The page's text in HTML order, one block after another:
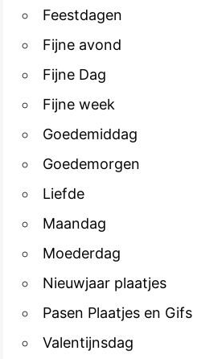
Feestdagen
Fijne avond
Fijne Dag
Fijne week
Goedemiddag
Goedemorgen
Liefde
Maandag
Moederdag
Nieuwjaar plaatjes
Pasen Plaatjes en Gifs
Valentijnsdag